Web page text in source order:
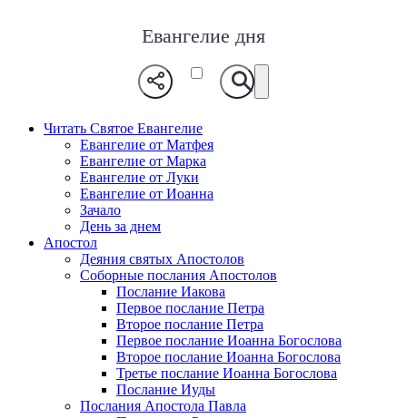
Евангелие дня
Читать Святое Евангелие
Евангелие от Матфея
Евангелие от Марка
Евангелие от Луки
Евангелие от Иоанна
Зачало
День за днем
Апостол
Деяния святых Апостолов
Соборные послания Апостолов
Послание Иакова
Первое послание Петра
Второе послание Петра
Первое послание Иоанна Богослова
Второе послание Иоанна Богослова
Третье послание Иоанна Богослова
Послание Иуды
Послания Апостола Павла